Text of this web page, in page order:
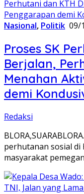
Nasional, Politik 09/
‎Proses SK
Berjalan,
Menahan
demi
Redaksi
perhutanan sosial
masyarakat